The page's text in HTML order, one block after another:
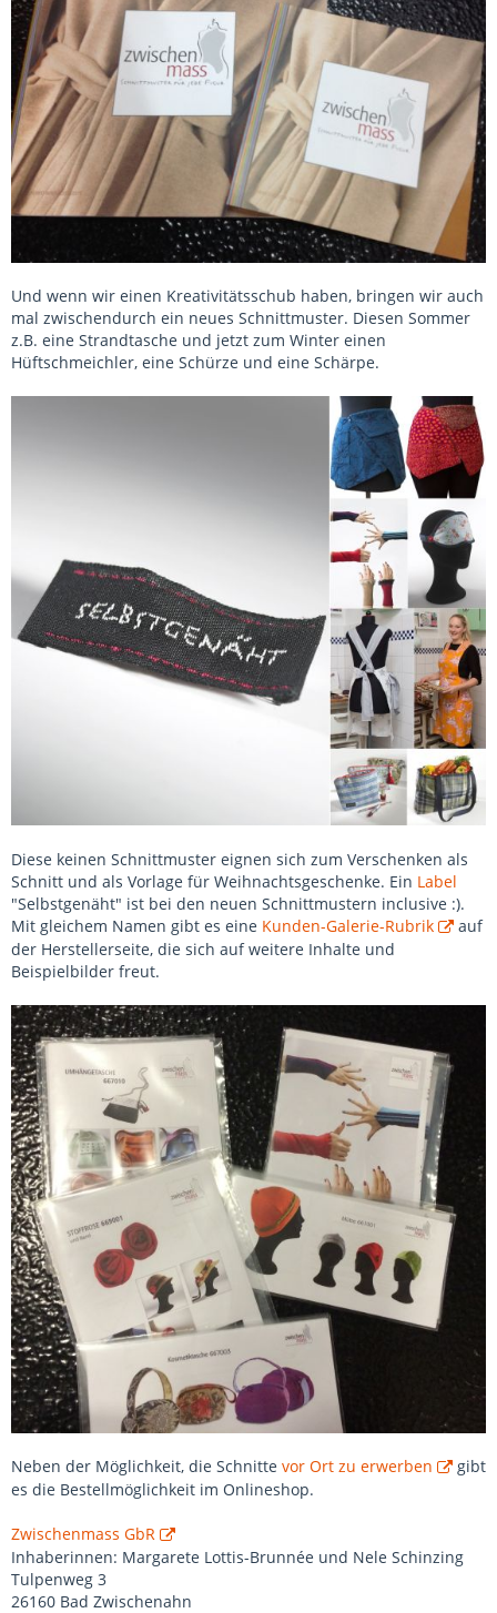
Und wenn wir einen Kreativitätsschub haben, bringen wir auch
mal zwischendurch ein neues Schnittmuster. Diesen Sommer
z.B. eine Strandtasche und jetzt zum Winter einen
Hüftschmeichler, eine Schürze und eine Schärpe.
Diese keinen Schnittmuster eignen sich zum Verschenken als
Schnitt und als Vorlage für Weihnachtsgeschenke. Ein Label
"Selbstgenäht" ist bei den neuen Schnittmustern inclusive :).
Mit gleichem Namen gibt es eine Kunden-Galerie-Rubrik
auf
der Herstellerseite, die sich auf weitere Inhalte und
Beispielbilder freut.
Neben der Möglichkeit, die Schnitte vor Ort zu erwerben
gibt
es die Bestellmöglichkeit im Onlineshop.
Zwischenmass GbR
Inhaberinnen: Margarete Lottis-Brunnée und Nele Schinzing
Tulpenweg 3
26160 Bad Zwischenahn